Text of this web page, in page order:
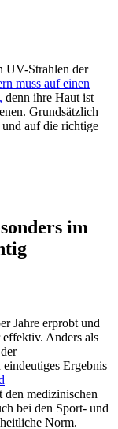
UV-Strahlen der
muss auf einen
denn ihre Haut ist
Grundsätzlich
auf die richtige
im
Jahre erprobt und
Anders als
Ergebnis
den medizinischen
bei den Sport- und
Norm.